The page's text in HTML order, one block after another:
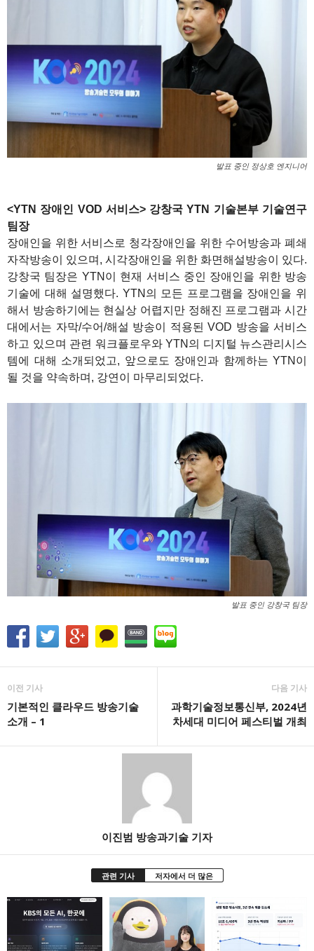
발표 중인 정상호 엔지니어
<YTN 장애인 VOD 서비스> 강창국 YTN 기술본부 기술연구
팀장
장애인을 위한 서비스로 청각장애인을 위한 수어방송과 폐쇄
자작방송이 있으며, 시각장애인을 위한 화면해설방송이 있다.
강창국 팀장은 YTN이 현재 서비스 중인 장애인을 위한 방송
기술에 대해 설명했다. YTN의 모든 프로그램을 장애인을 위
해서 방송하기에는 현실상 어렵지만 정해진 프로그램과 시간
대에서는 자막/수어/해설 방송이 적용된 VOD 방송을 서비스
하고 있으며 관련 워크플로우와 YTN의 디지털 뉴스관리시스
템에 대해 소개되었고, 앞으로도 장애인과 함께하는 YTN이
될 것을 약속하며, 강연이 마무리되었다.
발표 중인 강창국 팀장
이전 기사
기본적인 클라우드 방송기술
소개 – 1
다음 기사
과학기술정보통신부, 2024년
차세대 미디어 페스티벌 개최
이진범 방송과기술 기자
관련 기사 저자에서 더 많은